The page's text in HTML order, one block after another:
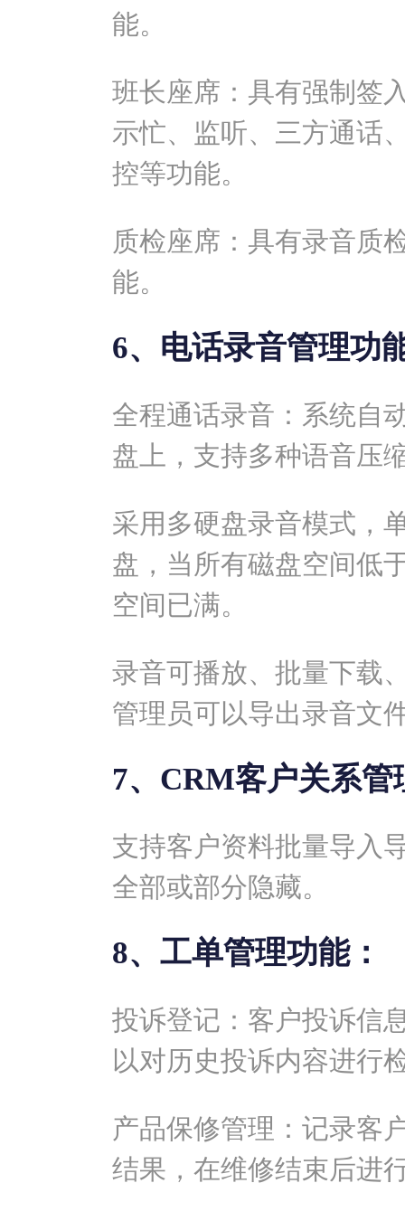
能。
班长座席：具有强制签
示忙、监听、三方通话
控等功能。
质检座席：具有录音质
能。
6、电话录音管理功
全程通话录音：系统自
盘上，支持多种语音压
采用多硬盘录音模式，
盘，当所有磁盘空间低
空间已满。
录音可播放、批量下载
管理员可以导出录音文
7、CRM客户关系管
支持客户资料批量导入
全部或部分隐藏。
8、工单管理功能：
投诉登记：客户投诉信
以对历史投诉内容进行
产品保修管理：记录客
结果，在维修结束后进